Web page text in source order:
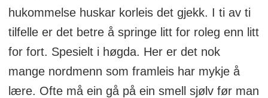
hukommelse huskar korleis det gjekk. I ti av ti
tilfelle er det betre å springe litt for roleg enn litt
for fort. Spesielt i høgda. Her er det nok
mange nordmenn som framleis har mykje å
lære. Ofte må ein gå på ein smell sjølv før man